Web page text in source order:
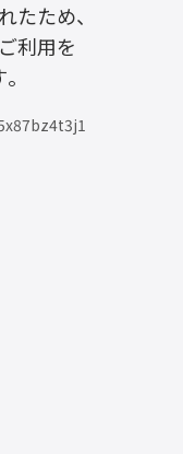
たため、
利用を